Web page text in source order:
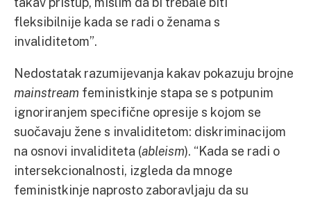
fleksibilnije kada se radi o ženama s
invaliditetom”.
Nedostatak razumijevanja kakav pokazuju brojne
mainstream feministkinje stapa se s potpunim
ignoriranjem specifične opresije s kojom se
suočavaju žene s invaliditetom: diskriminacijom
na osnovi invaliditeta (ableism). “Kada se radi o
intersekcionalnosti, izgleda da mnoge
feministkinje naprosto zaboravljaju da su